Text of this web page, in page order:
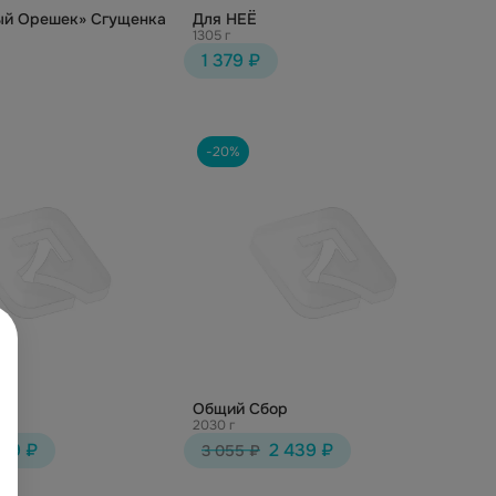
Орешек» Сгущенка
Для НЕЁ
1305 г
1 379 ₽
₽
-20%
Общий Сбор
2030 г
3 055 ₽ 2 439 ₽